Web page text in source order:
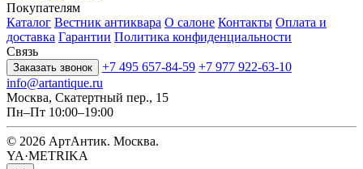
Покупателям
Каталог Вестник антиквара О салоне Контакты Оплата и
доставка Гарантии Политика конфиденциальности
Связь
Заказать звонок +7 495 657-84-59 +7 977 922-63-10
info@artantique.ru
Москва, Скатертный пер., 15
Пн–Пт 10:00–19:00
© 2026 АртАнтик. Москва.
YA·METRIKA